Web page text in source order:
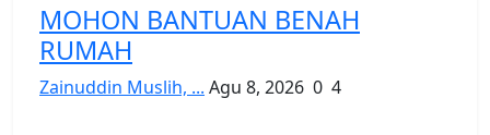
MOHON BANTUAN BENAH
RUMAH
Zainuddin Muslih, ... Agu 8, 2026 0 4